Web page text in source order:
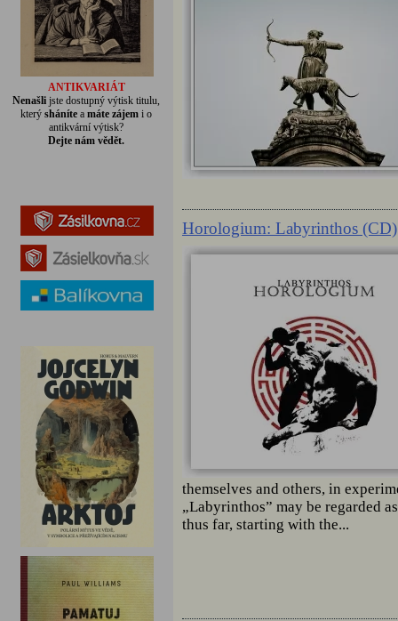
ANTIKVARIÁT
Nenašli jste dostupný výtisk titulu,
kterýsháníte amáte zájem i o
antikvární výtisk?
Dejte nám vědět.
Horologium: Labyrinthos (CD)
themselves and others, in
„Labyrinthos” may be regarded
thus far, starting with the...